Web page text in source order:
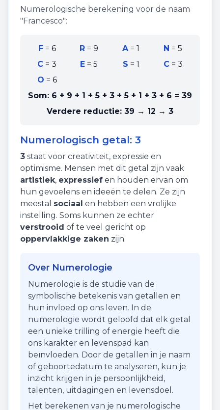
Numerologische berekening voor de naam
"Francesco":
F= 6 R =9 A=1 N =5
C =3 E =5 S = 1 C= 3
O = 6
Som: 6 + 9 + 1 + 5 + 3 + 5 + 1 + 3 + 6 = 39
Verdere reductie: 39 → 12 → 3
Numerologisch getal: 3
3 staat voor creativiteit, expressie en
optimisme. Mensen met dit getal zijn vaak
artistiek, expressief en houden ervan om
hun gevoelens en ideeën te delen. Ze zijn
meestal sociaal en hebben een vrolijke
instelling. Soms kunnen ze echter
verstrooid of te veel gericht op
oppervlakkige zaken zijn.
Over Numerologie
Numerologie is de studie van de
symbolische betekenis van getallen en
hun invloed op ons leven. In de
numerologie wordt geloofd dat elk getal
een unieke trilling of energie heeft die
ons karakter en levenspad kan
beïnvloeden. Door de getallen in je naam
of geboortedatum te analyseren, kun je
inzicht krijgen in je persoonlijkheid,
talenten, uitdagingen en levensdoel.
Het berekenen van je numerologische